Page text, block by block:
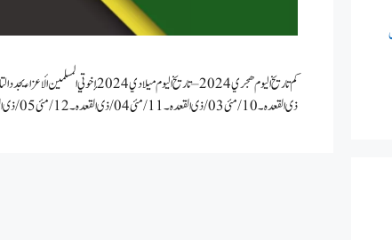
ذی القعدہ۔ 10/ مئی 03/ ذی القعدہ۔ 11/ مئی 04/ ذی القعدہ ۔ 12/ مئی 05/ ذی القعدہ۔ 13/ مئی 06/ ذی القعدہ …